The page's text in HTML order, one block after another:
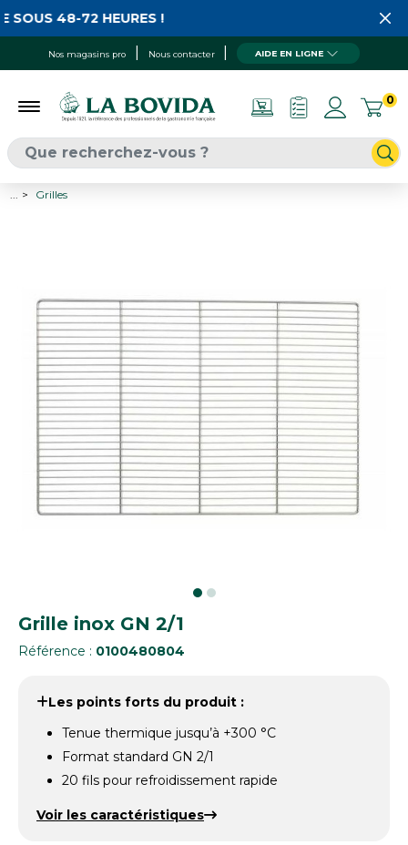
Nos magasins pro Nous contacter AIDE EN LIGNE
0
48-72 HEURES !
Grilles
Grille inox GN 2/1
Référence : 0100480804
Les points forts du produit :
Tenue thermique jusqu’à +300 °C
Format standard GN 2/1
20 fils pour refroidissement rapide
Voir les caractéristiques